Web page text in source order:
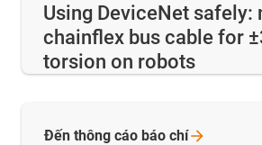
Using DeviceNet safely:
chainflex bus cable for
torsion on robots
Đến thông cáo báo chí